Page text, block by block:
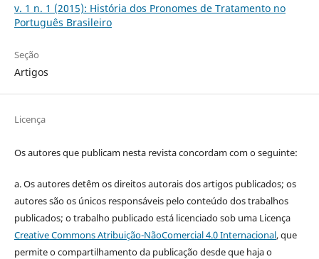
v. 1 n. 1 (2015): História dos Pronomes de Tratamento no
Português Brasileiro
Seção
Artigos
Licença
Os autores que publicam nesta revista concordam com o seguinte:
a.Os autores detêm os direitos autorais dos artigos publicados; os
autores são os únicos responsáveis pelo conteúdo dos trabalhos
publicados; o trabalho publicado está licenciado sob uma Licença
Creative Commons Atribuição-NãoComercial 4.0 Internacional, que
permite o compartilhamento da publicação desde que haja o